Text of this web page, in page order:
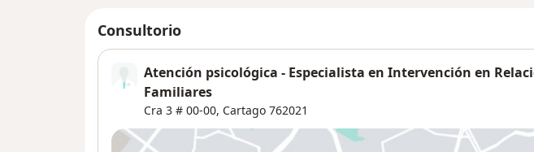
Consultorio
Atención psicológica - Especialista en Intervención en
Familiares
Cra 3 # 00-00, Cartago 762021